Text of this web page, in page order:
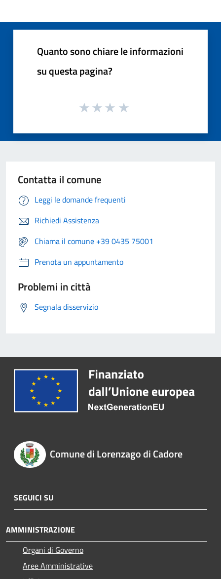
Quanto sono chiare le informazioni
su questa pagina?
Contatta il comune
Leggi le domande frequenti
Richiedi Assistenza
Chiama il comune +39 0435 75001
Prenota un appuntamento
Problemi in città
Segnala disservizio
Comune di Lorenzago di Cadore
SEGUICI SU
AMMINISTRAZIONE
Organi di Governo
Aree Amministrative